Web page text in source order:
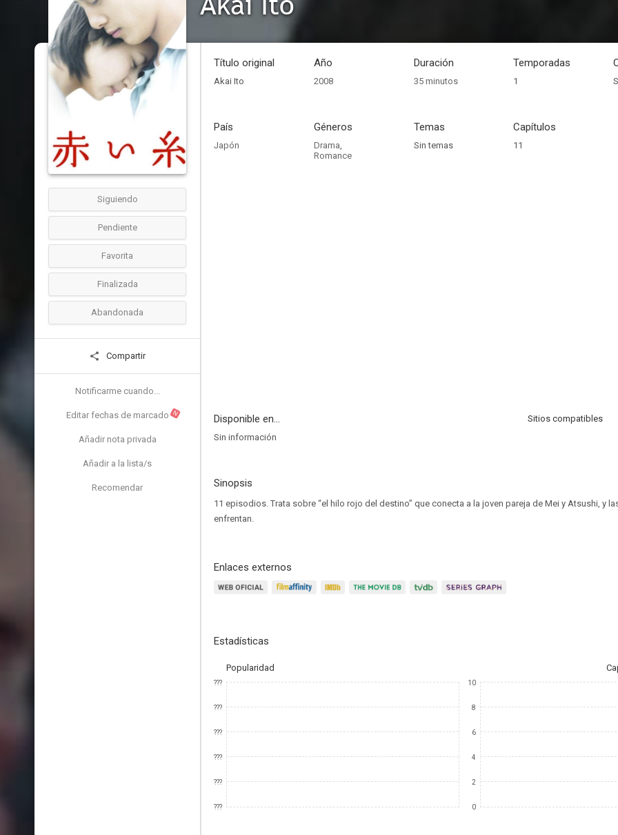
Siguiendo
Pendiente
Favorita
Finalizada
Abandonada
Compartir
Notificarme cuando...
Editar fechas de marcado N
Añadir nota privada
Añadir a la lista/s
Recomendar
Título original
Akai Ito
Año
2008
Duración
35 minutos
Temporadas
1
País
Japón
Géneros
Drama,
Romance
Temas
Sin temas
Capítulos
11
Disponible en...
Sitios compatibles
Sin información
Sinopsis
11 episodios. Trata sobre “el hilo rojo del destino” que conecta a la joven pareja de Mei y Atsushi, y
enfrentan.
Enlaces externos
Estadísticas
Popularidad
???
???
???
???
???
???
10
8
6
4
2
0